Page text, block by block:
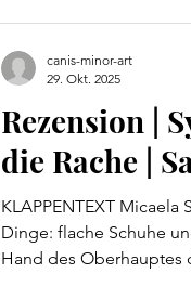
Rezension |
die Rache |
KLAPPENTEXT
Dinge: flache Schuhe
Hand des Oberhauptes
canis-minor-art
29. Okt. 2025